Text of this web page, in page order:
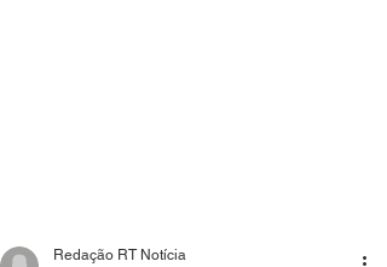
Redação RT Notícia